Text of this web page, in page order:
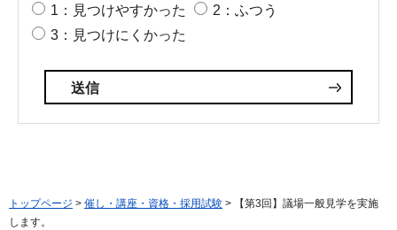
1：見つけやすかった
2：ふつう
3：見つけにくかった
トップページ > 催し・講座・資格・採用試験 > 【第3回】議場一般見学を実施
します。